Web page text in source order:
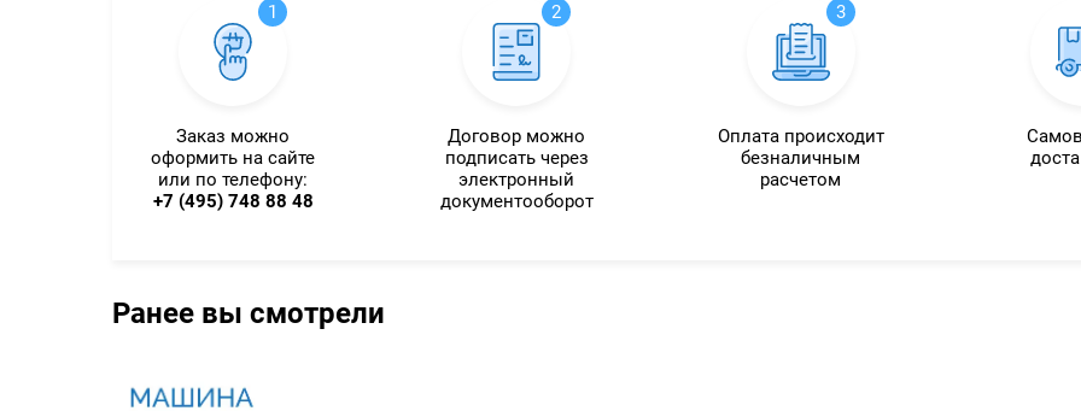
1
Заказ можно
оформить на сайте
или по телефону:
+7 (495) 748 88 48
2
Договор можно
подписать через
электронный
документооборот
3
Оплата происходит
безналичным
расчетом
Ранее вы смотрели